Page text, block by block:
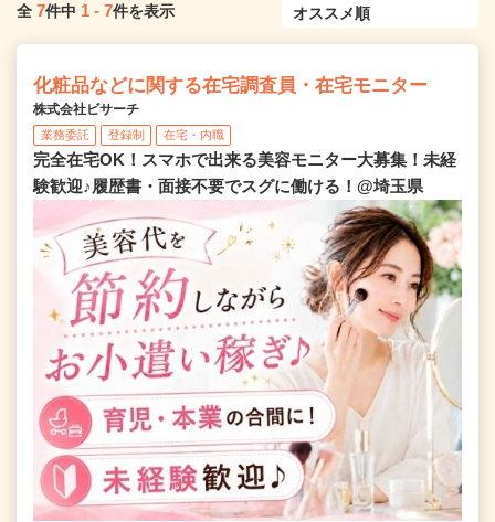
全 7件中 1 - 7件を表示
化粧品などに関する在宅調査員・在宅モニター
株式会社ビサーチ
業務委託 登録制 在宅・内職
完全在宅OK！スマホで出来る美容モニター大募集！未経
験歓迎♪履歴書・面接不要でスグに働ける！@埼玉県